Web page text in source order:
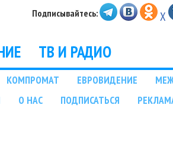
Подписывайтесь: X
ТВ И РАДИО
КОМПРОМАТ ЕВРОВИДЕНИЕ
О НАС ПОДПИСАТЬСЯ